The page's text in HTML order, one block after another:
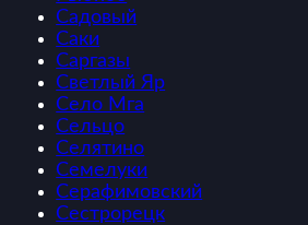
Садовый
Саки
Саргазы
Светлый Яр
Село Мга
Сельцо
Селятино
Семелуки
Серафимовский
Сестрорецк